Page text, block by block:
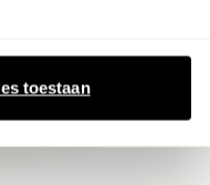
toestaan